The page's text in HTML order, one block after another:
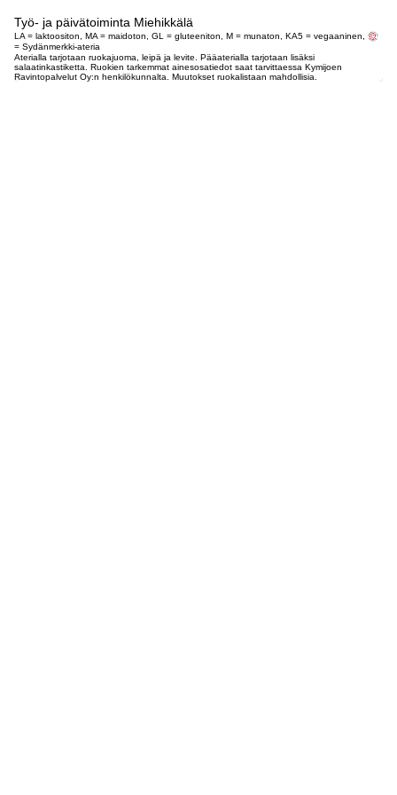
Työ- ja päivätoiminta Miehikkälä
LA = laktoositon, MA = maidoton, GL = gluteeniton, M = munaton, KA5 = vegaaninen,
= Sydänmerkki-ateria
Aterialla tarjotaan ruokajuoma, leipä ja levite. Pääaterialla tarjotaan lisäksi
salaatinkastiketta. Ruokien tarkemmat ainesosatiedot saat tarvittaessa Kymijoen
Ravintopalvelut Oy:n henkilökunnalta. Muutokset ruokalistaan mahdollisia.